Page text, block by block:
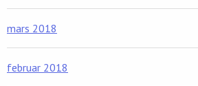
mars 2018
februar 2018